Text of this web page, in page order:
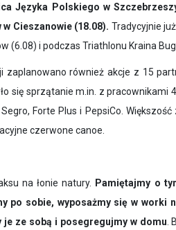
Języka Polskiego w
Cieszanowie (18.08). Tradycyjnie
(6.08) i podczas Triathlonu Kraina
zaplanowano również akcje z 15
się sprzątanie m.in. z pracownikami
Forte Plus i PepsiCo.
czerwone canoe.
na łonie natury. Pamiętajmy o
po sobie, wyposażmy się w worki
je ze sobą i posegregujmy w domu.